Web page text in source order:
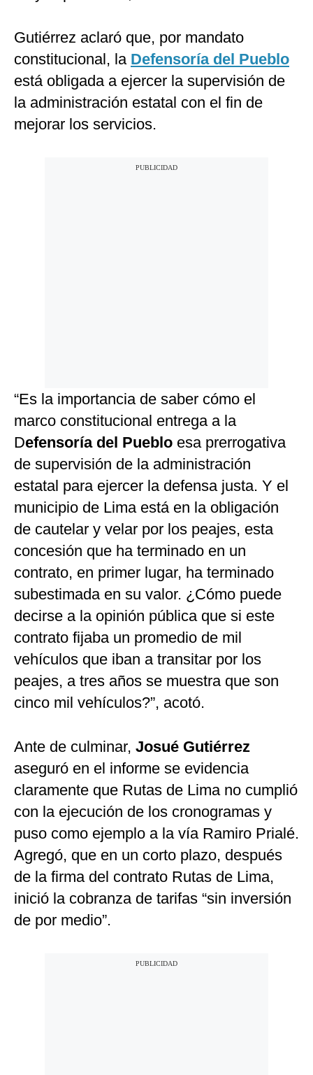
Gutiérrez aclaró que, por mandato
constitucional, la Defensoría del Pueblo
está obligada a ejercer la supervisión de
la administración estatal con el fin de
mejorar los servicios.
“Es la importancia de saber cómo el
marco constitucional entrega a la
Defensoría del Pueblo esa prerrogativa
de supervisión de la administración
estatal para ejercer la defensa justa. Y el
municipio de Lima está en la obligación
de cautelar y velar por los peajes, esta
concesión que ha terminado en un
contrato, en primer lugar, ha terminado
subestimada en su valor. ¿Cómo puede
decirse a la opinión pública que si este
contrato fijaba un promedio de mil
vehículos que iban a transitar por los
peajes, a tres años se muestra que son
cinco mil vehículos?”, acotó.
Ante de culminar, Josué Gutiérrez
aseguró en el informe se evidencia
claramente que Rutas de Lima no cumplió
con la ejecución de los cronogramas y
puso como ejemplo a la vía Ramiro Prialé.
Agregó, que en un corto plazo, después
de la firma del contrato Rutas de Lima,
inició la cobranza de tarifas “sin inversión
de por medio”.